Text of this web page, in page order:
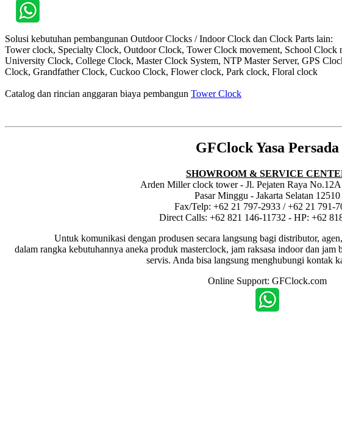
Solusi kebutuhan pembangunan Outdoor Clocks / Indoor Clock dan Clock Parts lain:
Tower clock, Specialty Clock, Outdoor Clock, Tower Clock movement, School Clock
University Clock, College Clock, Master Clock System, NTP Master Server, GPS
Clock, Grandfather Clock, Cuckoo Clock, Flower clock, Park clock, Floral clock
Catalog dan rincian anggaran biaya pembangun Tower Clock
GFClock Yasa Persada
SHOWROOM & SERVICE
Arden Miller clock tower - Jl. Pejaten Raya No.12A
Pasar Minggu - Jakarta Selatan 12510
Fax/Telp: +62 21 797-2933 / +62 21 791-
Direct Calls: +62 821 146-11732 - HP: +62
Untuk komunikasi dengan produsen secara langsung bagi distributor,
dalam rangka kebutuhannya aneka produk masterclock, jam raksasa indoor dan jam
servis. Anda bisa langsung menghubungi kontak
Online Support: GFClock.com